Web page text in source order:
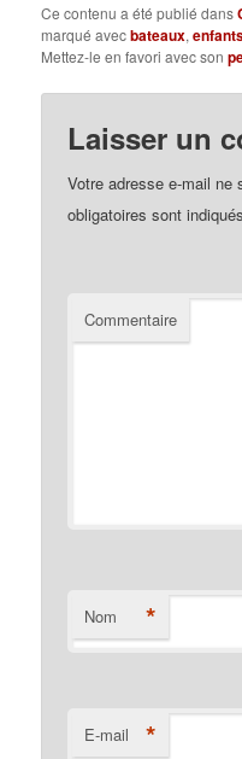
Ce contenu a été publié dans
marqué avecbateaux,
Mettez-le en favori avec son
Laisser un
Votre adresse e-mail ne
obligatoires sont
Commentaire
Nom *
E-mail *